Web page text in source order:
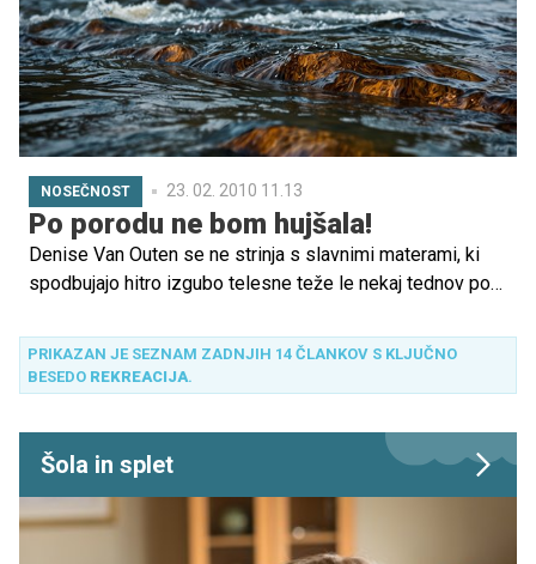
področjih.
NOSEČNOST 23. 02. 2010 11.13
Po porodu ne bom hujšala!
Denise Van Outen se ne strinja s slavnimi materami, ki
spodbujajo hitro izgubo telesne teže le nekaj tednov po
mučiti v telovadnici.
PRIKAZAN JE SEZNAM ZADNJIH 14 ČLANKOV S KLJUČNO
BESEDO REKREACIJA.
Šola in splet